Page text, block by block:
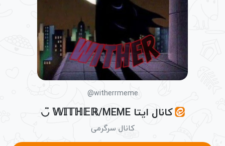
@witherrmeme
کانال ایتا 𝕎𝕀𝕋ℍ𝔼ℝ/MEME ◡̈
کانال سرگرمی